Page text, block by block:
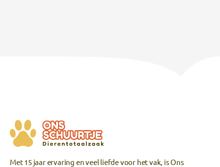
Met 15 jaar ervaring en veel liefde voor het vak, is Ons